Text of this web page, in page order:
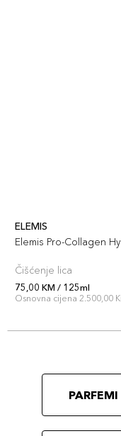
ELEMIS
Elemis Pro-Collagen
Čišćenje lica
75,00 KM / 125ml
Osnovna cijena 2.500,00
PARFEMI